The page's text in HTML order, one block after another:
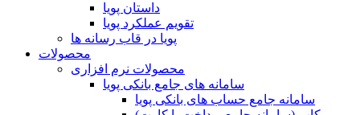
داستان پویا
تقویم عملکرد پویا
پویا در قاب رسانه ها
محصولات
محصولات نرم افزاری
سامانه های جامع بانکی پویا
سامانه جامع حساب های بانکی پویا